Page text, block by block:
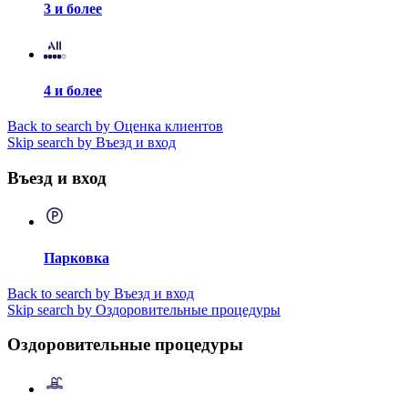
3 и более
4 и более
Back to search by Оценка клиентов
Skip search by Въезд и вход
Въезд и вход
Парковка
Back to search by Въезд и вход
Skip search by Оздоровительные процедуры
Оздоровительные процедуры